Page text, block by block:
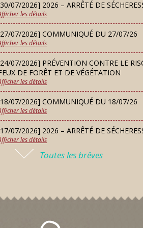
SEP
SAMEDI
12
SEP
(concept lure house)
13
SEP
Repas de fouées
LUNDI
14
septembre 2026
24
Permanence des
07/2026] 2026 – ARRÊTÉ DE
les détails
07/2026] COMMUNIQUÉ DU 27/07/26
les détails
07/2026] PRÉVENTION CONTRE LE
DE FORÊT ET DE VÉGÉTATION
les détails
07/2026] COMMUNIQUÉ DU 18/07/26
les détails
07/2026] 2026 – ARRÊTÉ DE
les détails
[16/07/2026] COMMUNIQUÉ DU 16/07/26
Toutes les brêves